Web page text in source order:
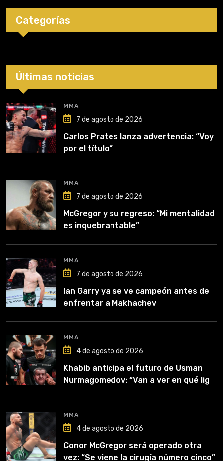
Categorías
Últimas noticias
MMA
7 de agosto de 2026
Carlos Prates lanza advertencia: “Voy
por el título”
MMA
7 de agosto de 2026
McGregor y su regreso: “Mi mentalidad
es inquebrantable”
MMA
7 de agosto de 2026
Ian Garry ya se ve campeón antes de
enfrentar a Makhachev
MMA
4 de agosto de 2026
Khabib anticipa el futuro de Usman
Nurmagomedov: “Van a ver en qué liga
MMA
4 de agosto de 2026
Conor McGregor será operado otra
vez: “Se viene la cirugía número cinco”